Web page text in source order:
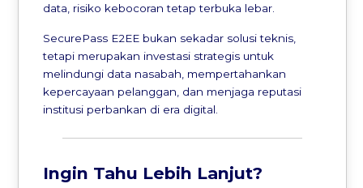
data, risiko kebocoran tetap terbuka lebar.
SecurePass E2EE bukan sekadar solusi teknis,
tetapi merupakan investasi strategis untuk
melindungi data nasabah, mempertahankan
kepercayaan pelanggan, dan menjaga reputasi
institusi perbankan di era digital.
Ingin Tahu Lebih Lanjut?